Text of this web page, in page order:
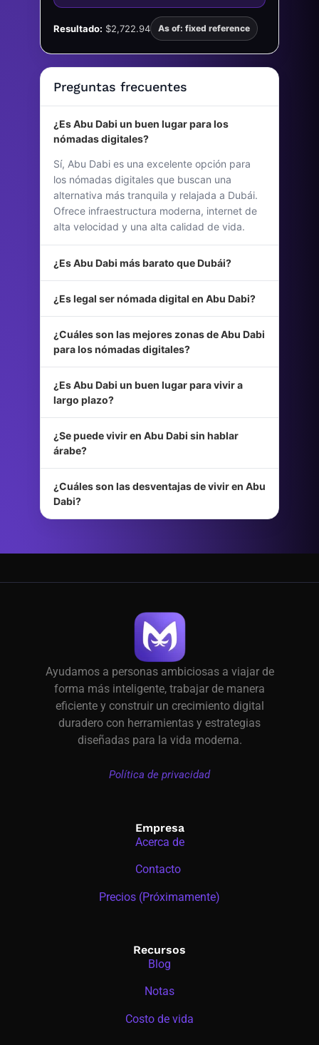
Resultado: $2,722.94 As of: fixed reference
Preguntas frecuentes
¿Es Abu Dabi un buen lugar para los
nómadas digitales?
Sí, Abu Dabi es una excelente opción para
los nómadas digitales que buscan una
alternativa más tranquila y relajada a Dubái.
Ofrece infraestructura moderna, internet de
alta velocidad y una alta calidad de vida.
¿Es Abu Dabi más barato que Dubái?
¿Es legal ser nómada digital en Abu Dabi?
¿Cuáles son las mejores zonas de Abu Dabi
para los nómadas digitales?
¿Es Abu Dabi un buen lugar para vivir a
largo plazo?
¿Se puede vivir en Abu Dabi sin hablar
árabe?
¿Cuáles son las desventajas de vivir en Abu
Dabi?
Ayudamos a personas ambiciosas a viajar de
forma más inteligente, trabajar de manera
eficiente y construir un crecimiento digital
duradero con herramientas y estrategias
diseñadas para la vida moderna.
Política de privacidad
Empresa
Acerca de
Contacto
Precios (Próximamente)
Recursos
Blog
Notas
Costo de vida